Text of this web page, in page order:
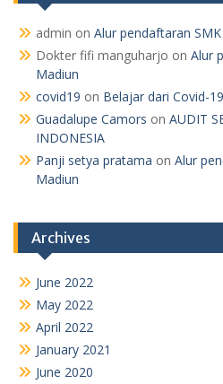
admin on Alur pendaftaran
Dokter fifi manguharjo on Alur
Madiun
covid19 on Belajar dari Covid-
Guadalupe Camors on AUDIT
INDONESIA
Panji setya pratama on Alur
Madiun
Archives
June 2022
May 2022
April 2022
January 2021
June 2020